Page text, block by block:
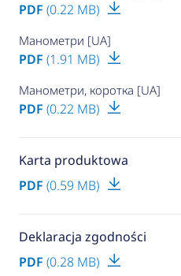
PDF (0.22 MB)
Манометри [UA]
PDF (1.91 MB)
Манометри, коротка [UA]
PDF (0.22 MB)
Karta produktowa
PDF (0.59 MB)
Deklaracja zgodności
PDF (0.28 MB)